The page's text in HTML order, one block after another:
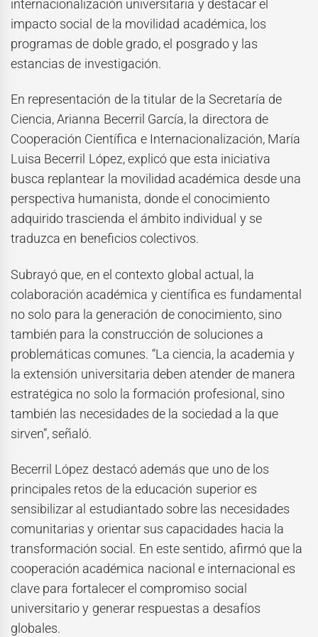
internacionalización universitaria y destacar el
impacto social de la movilidad académica, los
programas de doble grado, el posgrado y las
estancias de investigación.
En representación de la titular de la Secretaría de
Ciencia, Arianna Becerril García, la directora de
Cooperación Científica e Internacionalización, María
Luisa Becerril López, explicó que esta iniciativa
busca replantear la movilidad académica desde una
perspectiva humanista, donde el conocimiento
adquirido trascienda el ámbito individual y se
traduzca en beneficios colectivos.
Subrayó que, en el contexto global actual, la
colaboración académica y científica es fundamental
no solo para la generación de conocimiento, sino
también para la construcción de soluciones a
problemáticas comunes. “La ciencia, la academia y
la extensión universitaria deben atender de manera
estratégica no solo la formación profesional, sino
también las necesidades de la sociedad a la que
sirven”, señaló.
Becerril López destacó además que uno de los
principales retos de la educación superior es
sensibilizar al estudiantado sobre las necesidades
comunitarias y orientar sus capacidades hacia la
transformación social. En este sentido, afirmó que la
cooperación académica nacional e internacional es
clave para fortalecer el compromiso social
universitario y generar respuestas a desafíos
globales.